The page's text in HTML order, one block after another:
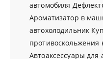
автомобиля
Ароматизатор в
автохолодильник
противоскольжения
Автоаксессуары для